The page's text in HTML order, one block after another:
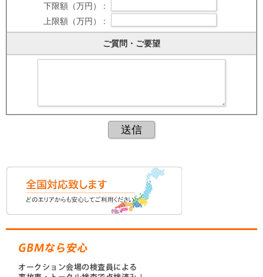
下限額（万円） :
上限額（万円） :
ご質問・ご要望